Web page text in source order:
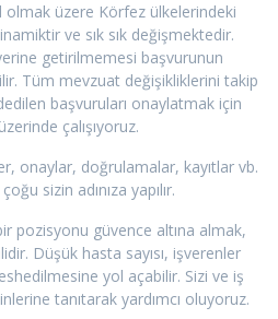
olmak üzere Körfez ülkelerindeki
ve sık sık değişmektedir.
getirilmemesi başvurunun
Tüm mevzuat değişikliklerini takip
başvuruları onaylatmak için
çalışıyoruz.
onaylar, doğrulamalar, kayıtlar vb.
sizin adınıza yapılır.
pozisyonu güvence altına almak,
Düşük hasta sayısı, işverenler
yol açabilir. Sizi ve iş
tanıtarak yardımcı oluyoruz.